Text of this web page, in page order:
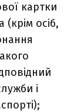
картки
осіб,
і